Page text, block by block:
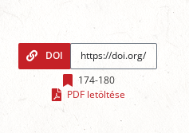
DOI
174-180
PDF letöltése